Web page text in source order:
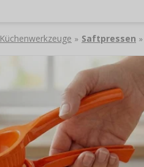
Küchenwerkzeuge » Saftpressen »